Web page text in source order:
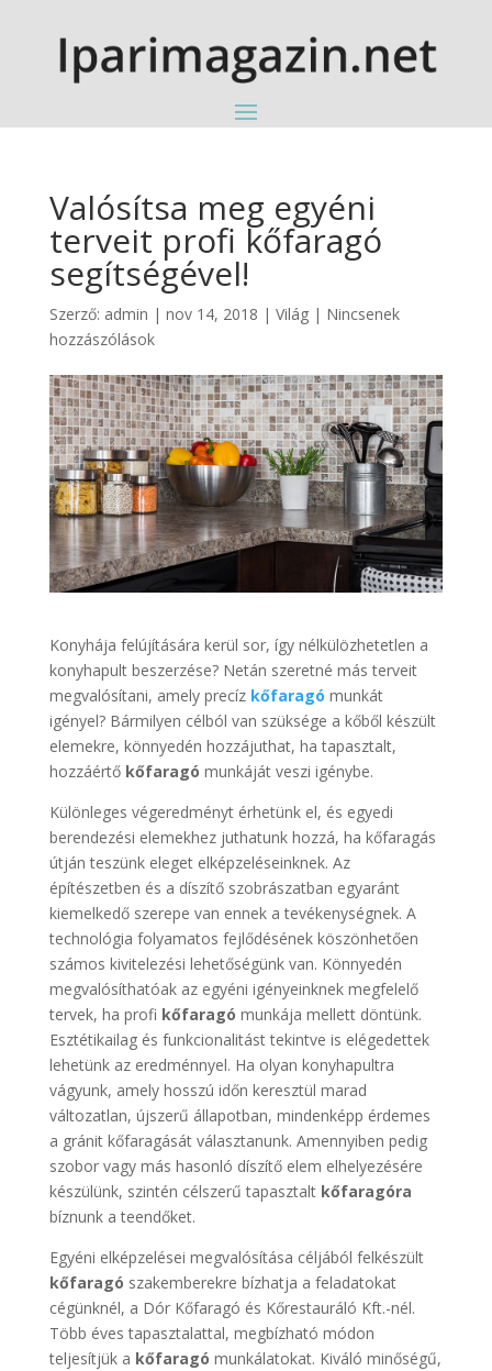
Valósítsa meg egyéni
terveit profi kőfaragó
segítségével!
Szerző: admin | nov 14, 2018 | Világ| Nincsenek
hozzászólások
Konyhája felújítására kerül sor, így nélkülözhetetlen a
konyhapult beszerzése? Netán szeretné más terveit
megvalósítani, amely precíz kőfaragó munkát
igényel? Bármilyen célból van szüksége a kőből készült
elemekre, könnyedén hozzájuthat, ha tapasztalt,
hozzáértő kőfaragó munkáját veszi igénybe.
Különleges végeredményt érhetünk el, és egyedi
berendezési elemekhez juthatunk hozzá, ha kőfaragás
útján teszünk eleget elképzeléseinknek. Az
építészetben és a díszítő szobrászatban egyaránt
kiemelkedő szerepe van ennek a tevékenységnek. A
technológia folyamatos fejlődésének köszönhetően
számos kivitelezési lehetőségünk van. Könnyedén
megvalósíthatóak az egyéni igényeinknek megfelelő
tervek, ha profi kőfaragó munkája mellett döntünk.
Esztétikailag és funkcionalitást tekintve is elégedettek
lehetünk az eredménnyel. Ha olyan konyhapultra
vágyunk, amely hosszú időn keresztül marad
változatlan, újszerű állapotban, mindenképp érdemes
a gránit kőfaragását választanunk. Amennyiben pedig
szobor vagy más hasonló díszítő elem elhelyezésére
készülünk, szintén célszerű tapasztalt kőfaragóra
bíznunk a teendőket.
Egyéni elképzelései megvalósítása céljából felkészült
kőfaragó szakemberekre bízhatja a feladatokat
cégünknél, a Dór Kőfaragó és Kőrestauráló Kft.-nél.
Több éves tapasztalattal, megbízható módon
teljesítjük a kőfaragó munkálatokat. Kiváló minőségű,